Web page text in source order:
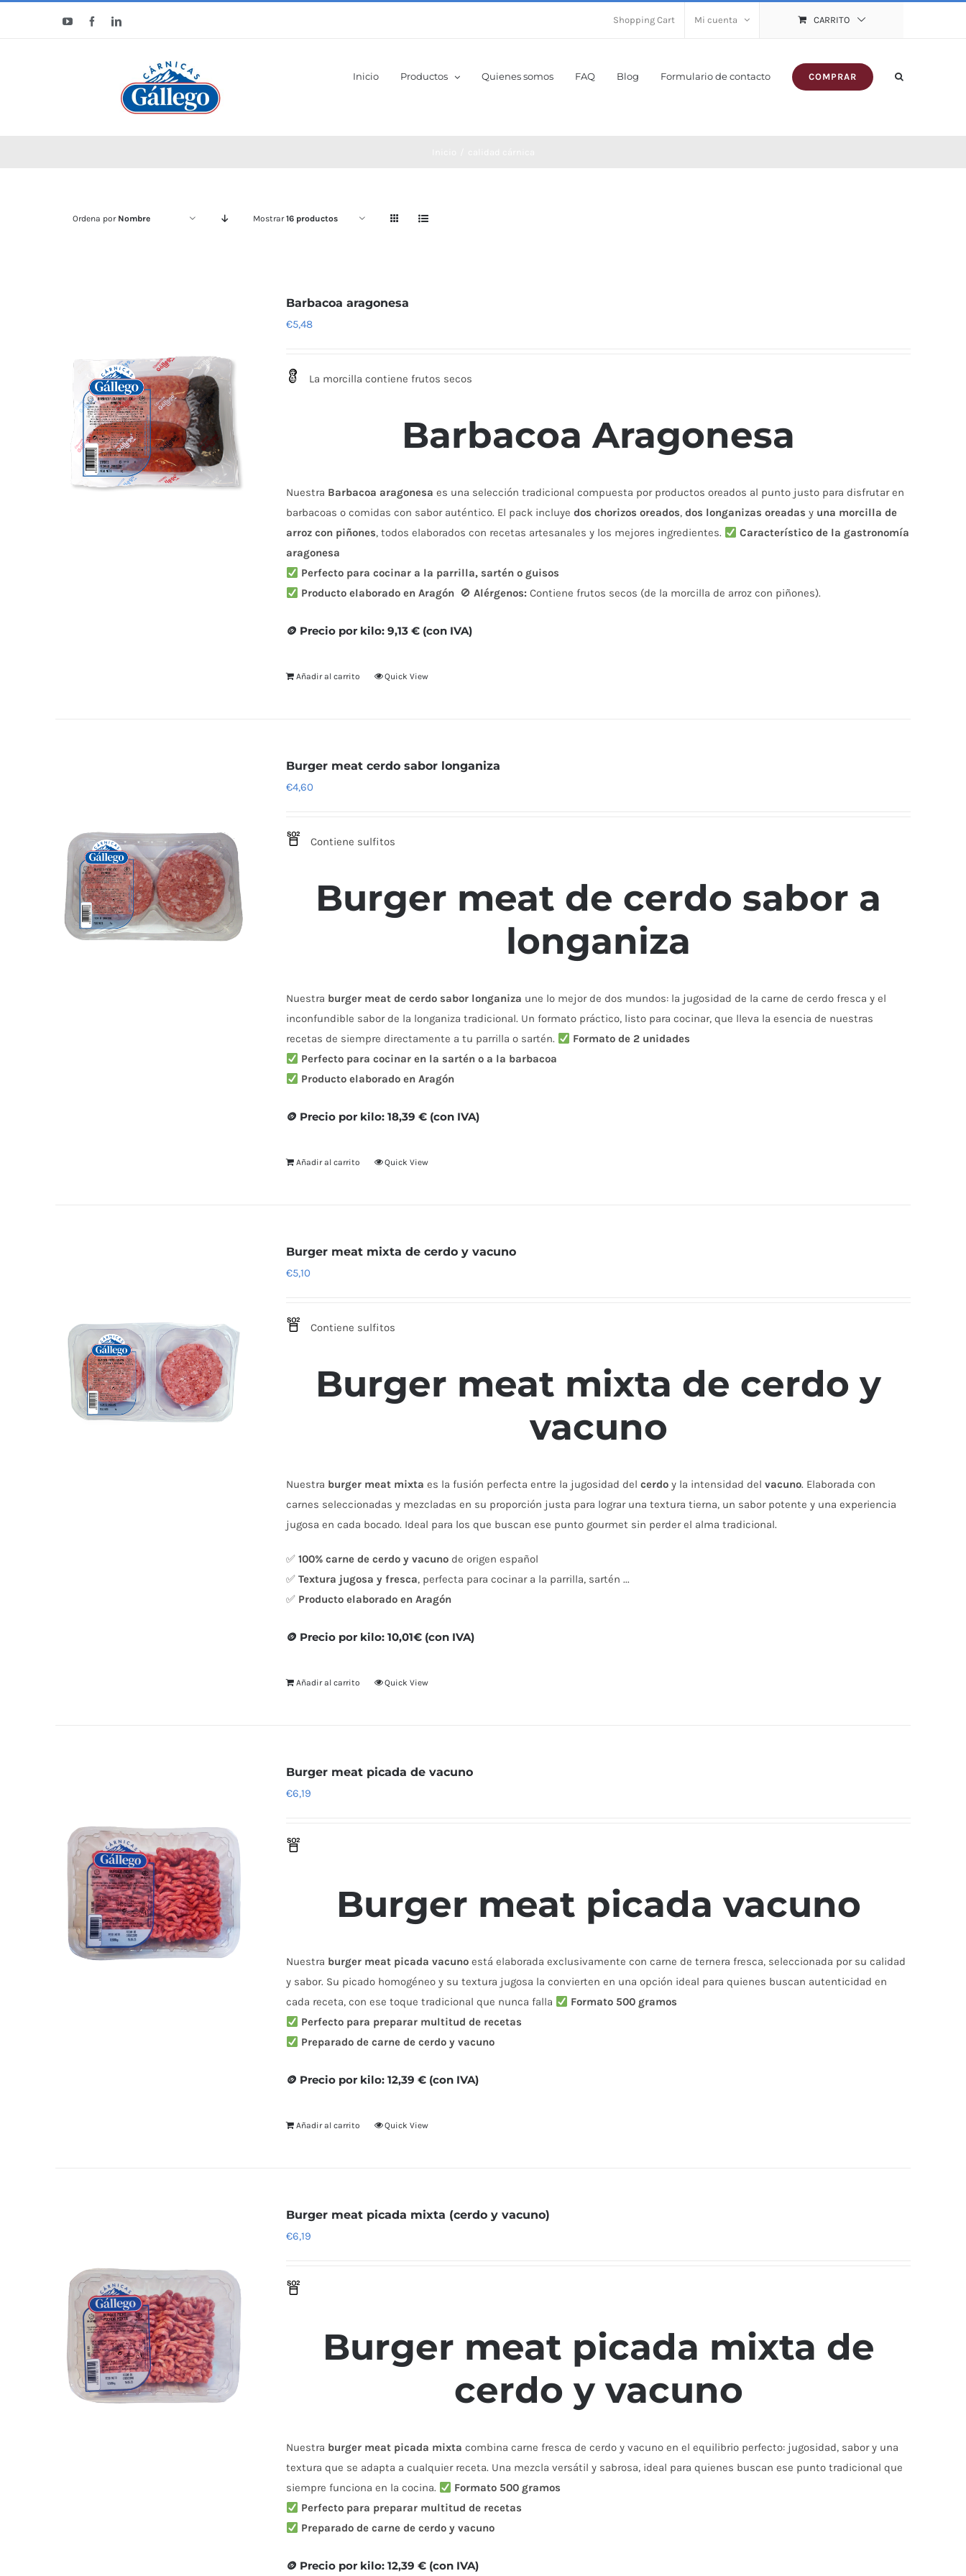
YouTubeFacebookLinkedIn Shopping Cart Mi cuenta CARRITO
Inicio Productos Quienes somos FAQ Blog Formulario de contacto COMPRAR
Ordena por Nombre Mostrar16 productos
Barbacoa aragonesa
€5,48
La morcilla contiene frutos secos
Barbacoa Aragonesa
Nuestra Barbacoa aragonesa es una selección tradicional compuesta por productos oreados al punto justo para disfrutar en
barbacoas o comidas con sabor auténtico. El pack incluyedos chorizos oreados,dos longanizas oreadas y una morcilla de
arroz con piñones, todos elaborados con recetas artesanales y los mejores ingredientes.
Característico de la gastronomía
aragonesa
Perfecto para cocinar a la parrilla, sartén o guisos
Producto elaborado en Aragón 🚫Alérgenos: Contiene frutos secos (de la morcilla de arroz con piñones).
🪙 Precio por kilo: 9,13 € (con IVA)
Añadir al carrito Quick View
Burger meat cerdo sabor longaniza
€4,60
Contiene sulfitos
Burger meat de cerdo sabor a
longaniza
Nuestra burger meat de cerdo sabor longaniza une lo mejor de dos mundos: la jugosidad de la carne de cerdo fresca y el
inconfundible sabor de la longaniza tradicional. Un formato práctico, listo para cocinar, que lleva la esencia de nuestras
recetas de siempre directamente a tu parrilla o sartén.
Formato de 2 unidades
Perfecto para cocinar en la sartén o a la barbacoa
Producto elaborado en Aragón
🪙 Precio por kilo: 18,39 € (con IVA)
Añadir al carrito Quick View
Burger meat mixta de cerdo y vacuno
€5,10
Contiene sulfitos
Burger meat mixta de cerdo y
vacuno
Nuestra burger meat mixta es la fusión perfecta entre la jugosidad delcerdo y la intensidad delvacuno. Elaborada con
carnes seleccionadas y mezcladas en su proporción justa para lograr una textura tierna, un sabor potente y una experiencia
jugosa en cada bocado. Ideal para los que buscan ese punto gourmet sin perder el alma tradicional.
✅100% carne de cerdo y vacuno de origen español
✅Textura jugosa y fresca, perfecta para cocinar a la parrilla, sartén ...
✅ Producto elaborado en Aragón
🪙 Precio por kilo: 10,01€ (con IVA)
Añadir al carrito Quick View
Burger meat picada de vacuno
€6,19
Burger meat picada vacuno
Nuestra burger meat picada vacuno está elaborada exclusivamente con carne de ternera fresca, seleccionada por su calidad
y sabor. Su picado homogéneo y su textura jugosa la convierten en una opción ideal para quienes buscan autenticidad en
cada receta, con ese toque tradicional que nunca falla
Formato 500 gramos
Perfecto para preparar multitud de recetas
Preparado de carne de cerdo y vacuno
🪙 Precio por kilo: 12,39 € (con IVA)
Añadir al carrito Quick View
Burger meat picada mixta (cerdo y vacuno)
€6,19
Burger meat picada mixta de
cerdo y vacuno
Nuestra burger meat picada mixta combina carne fresca de cerdo y vacuno en el equilibrio perfecto: jugosidad, sabor y una
textura que se adapta a cualquier receta. Una mezcla versátil y sabrosa, ideal para quienes buscan ese punto tradicional que
siempre funciona en la cocina.
Formato 500 gramos
Perfecto para preparar multitud de recetas
Preparado de carne de cerdo y vacuno
🪙 Precio por kilo: 12,39 € (con IVA)